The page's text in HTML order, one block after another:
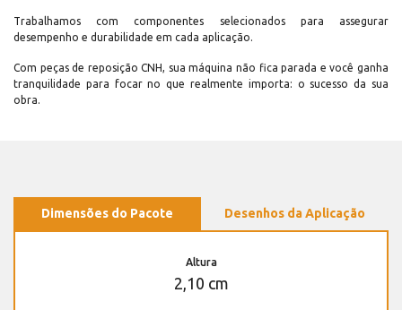
Trabalhamos com componentes selecionados para assegurar
desempenho e durabilidade em cada aplicação.
Com peças de reposição CNH, sua máquina não fica parada e você ganha
tranquilidade para focar no que realmente importa: o sucesso da sua
obra.
Dimensões do Pacote Desenhos da Aplicação
Altura
2,10 cm